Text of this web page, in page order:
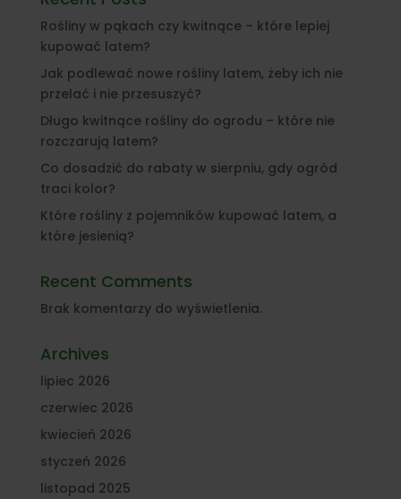
Rośliny w pąkach czy kwitnące – które lepiej
kupować latem?
Jak podlewać nowe rośliny latem, żeby ich nie
przelać i nie przesuszyć?
Długo kwitnące rośliny do ogrodu – które nie
rozczarują latem?
Co dosadzić do rabaty w sierpniu, gdy ogród
traci kolor?
Które rośliny z pojemników kupować latem, a
które jesienią?
Recent Comments
Brak komentarzy do wyświetlenia.
Archives
lipiec 2026
czerwiec 2026
kwiecień 2026
styczeń 2026
listopad 2025